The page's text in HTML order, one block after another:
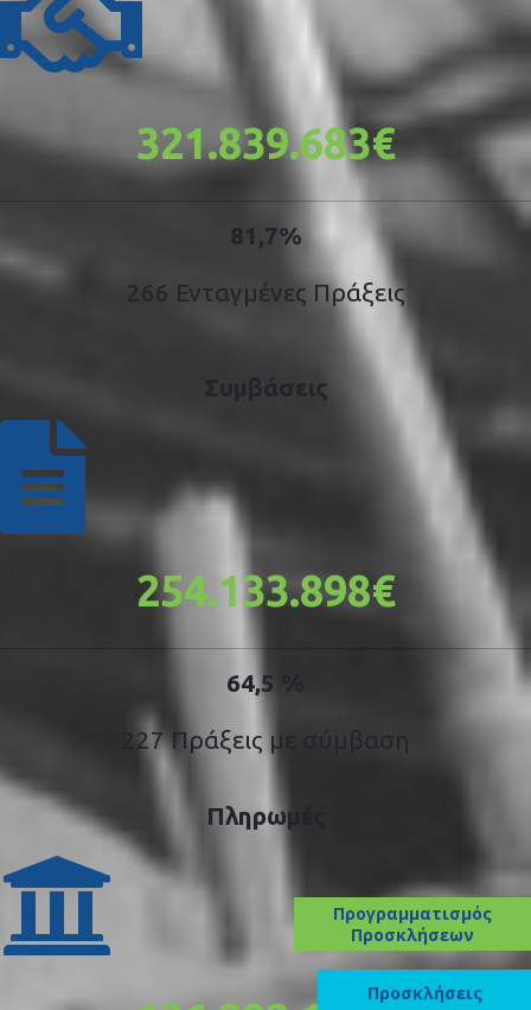
321.839.683€
81,7%
266 Ενταγμένες Πράξεις
Συμβάσεις
254.133.898€
64,5 %
227 Πράξεις με σύμβαση
Πληρωμές
Προγραμματισμός
Προσκλήσεων
Προσκλήσεις